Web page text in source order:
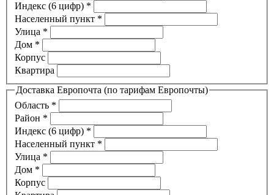
Индекс (6 цифр) *
Населенный пункт *
Улица *
Дом *
Корпус
Квартира
Доставка Европочта (по тарифам Европочты)
Область *
Район *
Индекс (6 цифр) *
Населенный пункт *
Улица *
Дом *
Корпус